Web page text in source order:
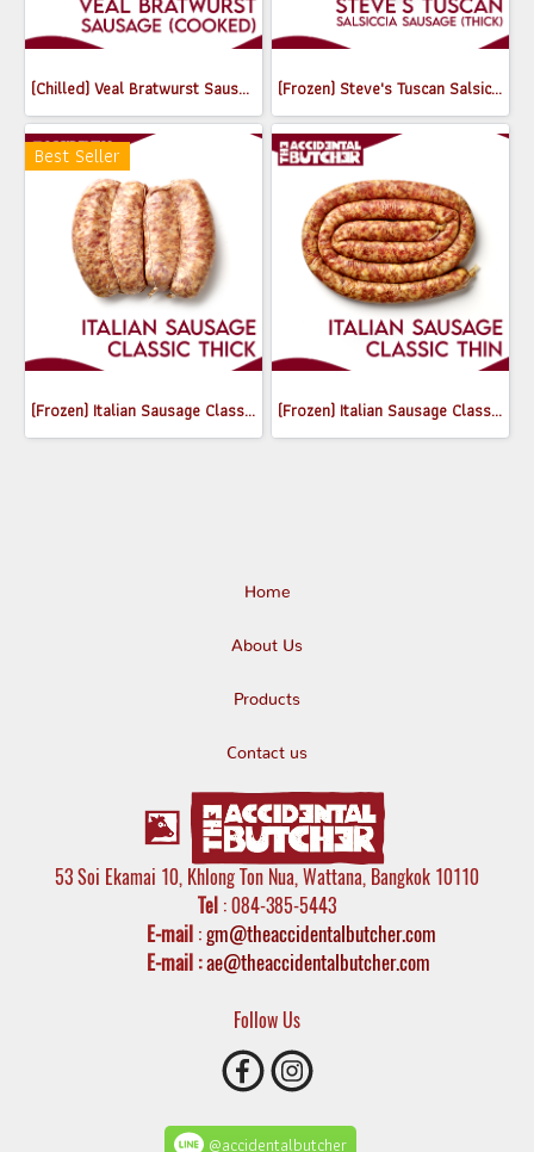
(Chilled) Veal Bratwurst Sausages (Cooked) (180-200g) (Frozen) Steve's Tuscan Salsiccia sausage (Thick) 520g
Best Seller
(Frozen) Italian Sausage Classic (Thick) (550-650g) (Frozen) Italian Sausage Classic (Thin) (250g, 500-600g / pack)
Home
About Us
Products
Contact us
53 Soi Ekamai 10, Khlong Ton Nua, Wattana, Bangkok 10110
Tel : 084-385-5443
E-mail:gm@theaccidentalbutcher.com
E-mail :ae@theaccidentalbutcher.com
Follow Us
@accidentalbutcher